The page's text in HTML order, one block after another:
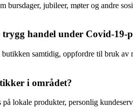
jubileer, møter og andre
handel under Covid-19-
samtidig, oppfordre til bruk
i området?
lokale produkter, personlig